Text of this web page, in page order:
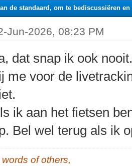
de standaard, om te bediscussiëren en
Jun-2026, 08:23 PM
dat snap ik ook
me voor de
ik aan het fietsen
Bel wel terug als ik
words of others,